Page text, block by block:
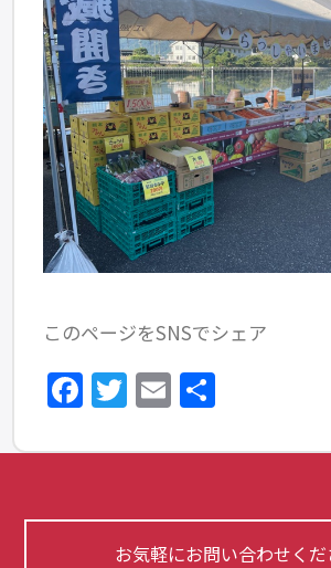
このページをSNSでシェア
Facebook
Twitter
Email
共
有
お気軽にお問い合わせくだ